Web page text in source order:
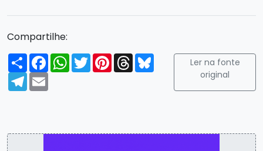
Compartilhe:
Compartilhar
FacebookWhatsApp
TwitterPinterest
ThreadsBluesky
Telegram
Email
Ler na fonte
original